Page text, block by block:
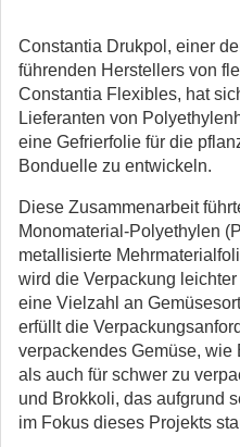
Constantia Drukpol, einer
führenden Herstellers von
Constantia Flexibles, hat
Lieferanten von
eine Gefrierfolie für die
Bonduelle zu entwickeln.
Diese Zusammenarbeit
Monomaterial-Polyethylen
metallisierte
wird die Verpackung
eine Vielzahl an
erfüllt die
verpackendes Gemüse, wie
als auch für schwer zu
und Brokkoli, das aufgrund
im Fokus dieses Projekts